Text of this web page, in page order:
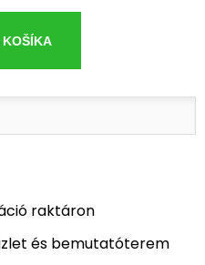
KOŠÍKA
raktáron
és bemutatóterem